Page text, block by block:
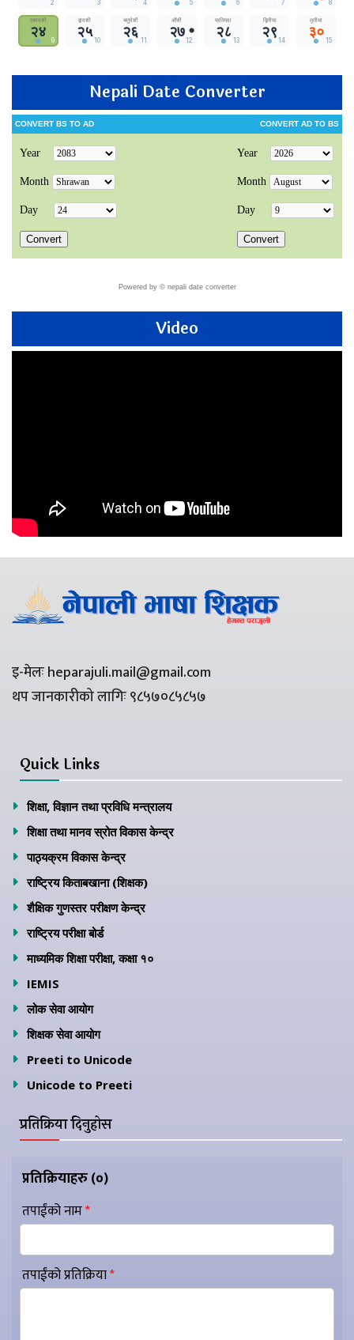
Nepali Date Converter
Powered by © nepali date converter
Video
इ-मेलः heparajuli.mail@gmail.com
थप जानकारीको लागिः ९८५७०८५८५७
Quick Links
शिक्षा, विज्ञान तथा प्रविधि मन्त्रालय
शिक्षा तथा मानव स्रोत विकास केन्द्र
पाठ्यक्रम विकास केन्द्र
राष्ट्रिय किताबखाना (शिक्षक)
शैक्षिक गुणस्तर परीक्षण केन्द्र
राष्ट्रिय परीक्षा बोर्ड
माध्यमिक शिक्षा परीक्षा, कक्षा १०
IEMIS
लोक सेवा आयोग
शिक्षक सेवा आयोग
Preeti to Unicode
Unicode to Preeti
प्रतिक्रिया दिनुहोस
प्रतिक्रियाहरु (०)
तपाईंको नाम*
तपाईंको प्रतिक्रिया*